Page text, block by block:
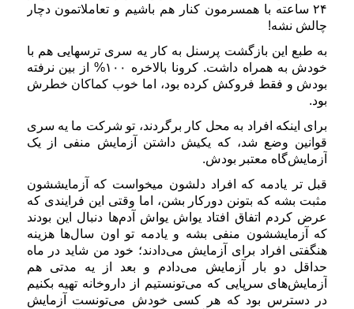
۲۴ ساعته با همسرمون کنار هم باشیم و تعاملاتمون دچار
چالش نشه!
به طبع این بازگشت پرسنل به کار یه سری ترسهایی هم با
خودش به همراه داشت. کرونا بالاخره ۱۰۰% از بین نرفته
بودش و فقط فروکش کرده بود، اما خوب کماکان خطرش
بود.
برای اینکه افراد به محل کار برگردند، تو شرکت ما یه سری
قوانین وضع شد، که یکیش داشتن آزمایش منفی از یک
آزمایش‌گاه معتبر بودش.
قبل تر یادمه که افراد دلشون میخواست که آزمایششون
مثبت بشه که بتونن دورکار بشن، اما وقتی این فرایندی که
عرض کردم اتفاق افتاد یواش یواش آدم‌ها دنبال این بودند
که آزمایششون منفی بشه و یادمه تو اون سال‌ها هزینه
هنگفتی افراد برای آزمایش می‌دادند؛ خود من شاید در ماه
حداقل دو بار آزمایش می‌دادم و بعد از یه مدتی هم
آزمایش‌های سرپایی که می‌تونستیم از داروخانه تهیه بکنیم
در دسترس بود که هر کسی خودش می‌تونست آزمایش